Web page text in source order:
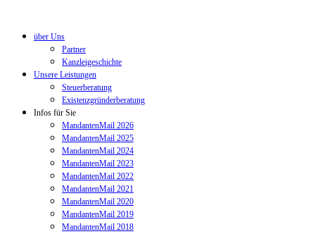
über Uns
Partner
Kanzleigeschichte
Unsere Leistungen
Steuerberatung
Existenzgründerberatung
Infos für Sie
MandantenMail 2026
MandantenMail 2025
MandantenMail 2024
MandantenMail 2023
MandantenMail 2022
MandantenMail 2021
MandantenMail 2020
MandantenMail 2019
MandantenMail 2018